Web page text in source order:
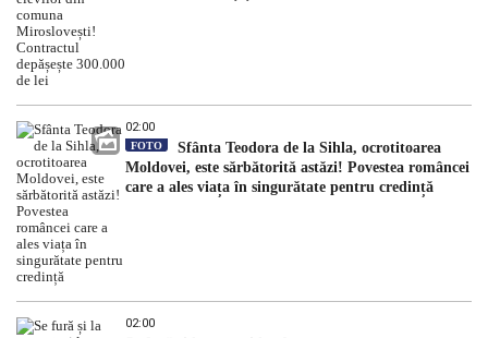
02:00
FOTO
Sfânta Teodora de la Sihla, ocrotitoarea
Moldovei, este sărbătorită astăzi! Povestea româncei
care a ales viața în singurătate pentru credință
02:00